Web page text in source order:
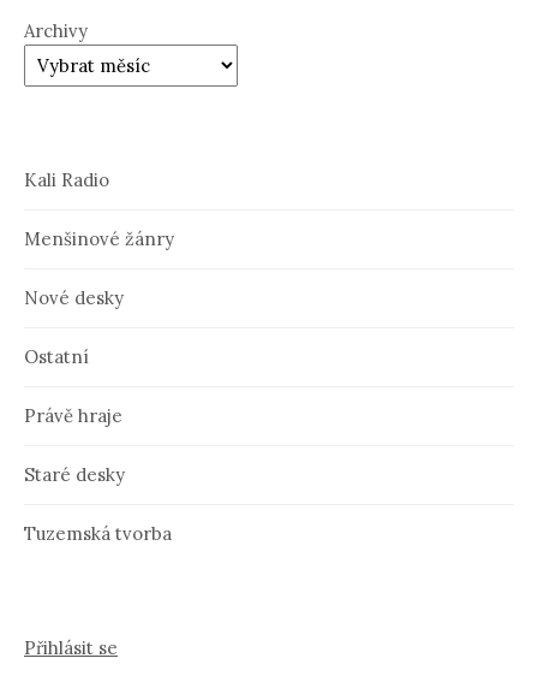
Archivy
Kali Radio
Menšinové žánry
Nové desky
Ostatní
Právě hraje
Staré desky
Tuzemská tvorba
Přihlásit se